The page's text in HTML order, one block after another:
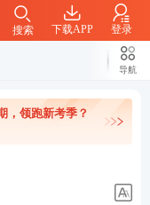
下载APP 登录
搜索
导航
，领跑新考季？